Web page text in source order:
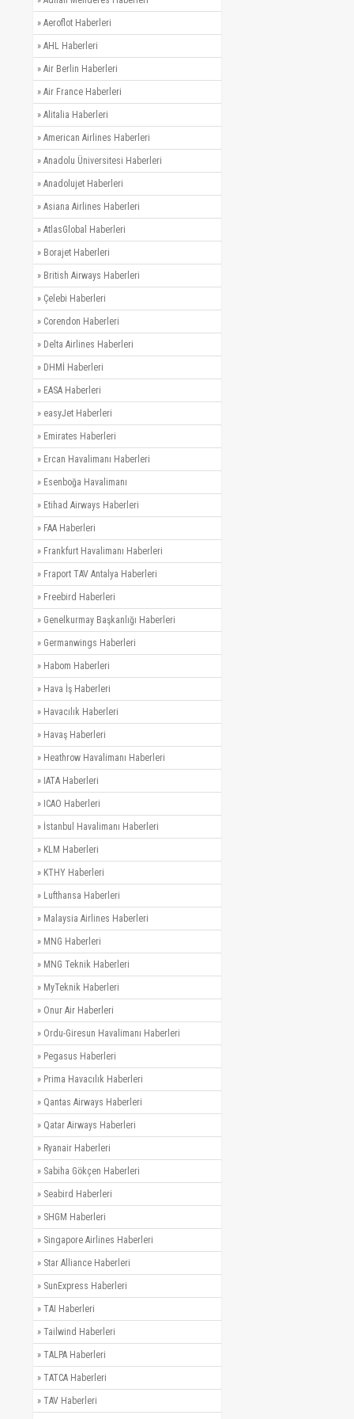
» Aeroflot Haberleri
» AHL Haberleri
» Air Berlin Haberleri
» Air France Haberleri
» Alitalia Haberleri
» American Airlines Haberleri
» Anadolu Üniversitesi Haberleri
» Anadolujet Haberleri
» Asiana Airlines Haberleri
» AtlasGlobal Haberleri
» Borajet Haberleri
» British Airways Haberleri
» Çelebi Haberleri
» Corendon Haberleri
» Delta Airlines Haberleri
» DHMİ Haberleri
» EASA Haberleri
» easyJet Haberleri
» Emirates Haberleri
» Ercan Havalimanı Haberleri
» Esenboğa Havalimanı
» Etihad Airways Haberleri
» FAA Haberleri
» Frankfurt Havalimanı Haberleri
» Fraport TAV Antalya Haberleri
» Freebird Haberleri
» Genelkurmay Başkanlığı Haberleri
» Germanwings Haberleri
» Habom Haberleri
» Hava İş Haberleri
» Havacılık Haberleri
» Havaş Haberleri
» Heathrow Havalimanı Haberleri
» IATA Haberleri
» ICAO Haberleri
» İstanbul Havalimanı Haberleri
» KLM Haberleri
» KTHY Haberleri
» Lufthansa Haberleri
» Malaysia Airlines Haberleri
» MNG Haberleri
» MNG Teknik Haberleri
» MyTeknik Haberleri
» Onur Air Haberleri
» Ordu-Giresun Havalimanı Haberleri
» Pegasus Haberleri
» Prima Havacılık Haberleri
» Qantas Airways Haberleri
» Qatar Airways Haberleri
» Ryanair Haberleri
» Sabiha Gökçen Haberleri
» Seabird Haberleri
» SHGM Haberleri
» Singapore Airlines Haberleri
» Star Alliance Haberleri
» SunExpress Haberleri
» TAI Haberleri
» Tailwind Haberleri
» TALPA Haberleri
» TATCA Haberleri
» TAV Haberleri